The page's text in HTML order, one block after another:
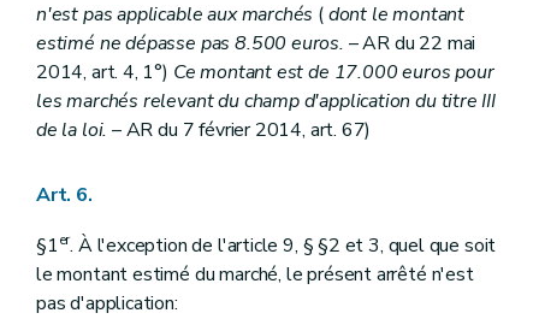
n'est pas applicable aux marchés (dont le montant
estimé ne dépasse pas 8.500 euros. – AR du 22 mai
2014, art. 4, 1°) Ce montant est de 17.000 euros pour
les marchés relevant du champ d'application du titre III
de la loi. – AR du 7 février 2014, art. 67)
Art. 6.
§1er. À l'exception de l'article 9, § §2 et 3, quel que soit
le montant estimé du marché, le présent arrêté n'est
pas d'application: